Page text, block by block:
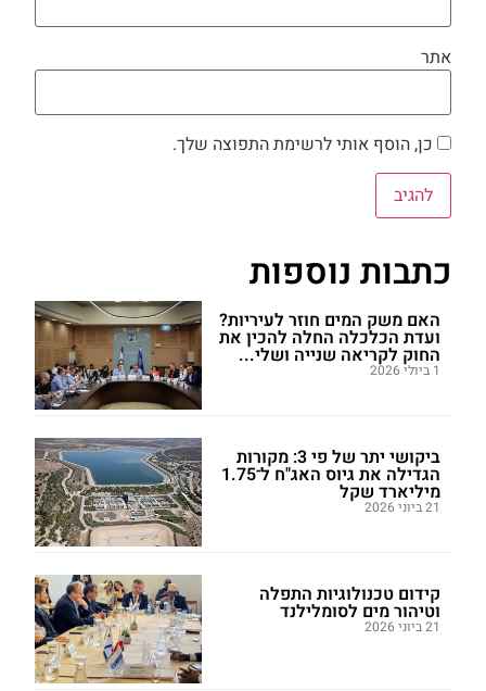
אתר
כן, הוסף אותי לרשימת התפוצה שלך.
כתבות נוספות
האם משק המים חוזר לעיריות?
ועדת הכלכלה החלה להכין את
החוק לקריאה שנייה ושלי...
1 ביולי 2026
ביקושי יתר של פי 3: מקורות
הגדילה את גיוס האג"ח ל־1.75
מיליארד שקל
21 ביוני 2026
קידום טכנולוגיות התפלה
וטיהור מים לסומלילנד
21 ביוני 2026